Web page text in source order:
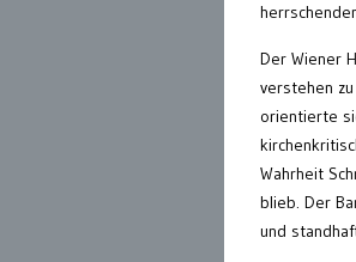
Der Wiener
verstehen
orientierte
Wahrheit
blieb. Der
und